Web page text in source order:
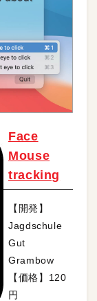
Face
Mouse
tracking
【開発】
Jagdschule
Gut
Grambow
【価格】120
円